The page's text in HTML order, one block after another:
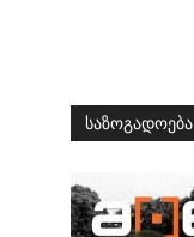
საზოგადოება